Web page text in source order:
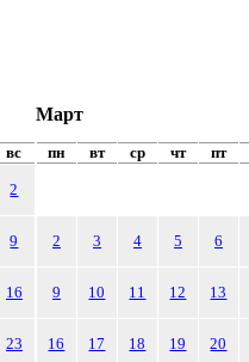
вс
2
9
16
23
Март
пн вт ср чт пт
2 3 4 5 6
9 10 11 12 13
16 17 18 19 20